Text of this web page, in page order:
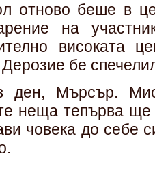
отново беше в
на
високата
бе
ден, Мърсър.
неща тепърва
човека до себе